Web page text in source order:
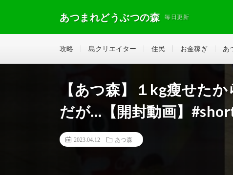
あつまれどうぶつの森 毎日更新
攻略 島クリエイター 住民 お金稼ぎ あ
【あつ森】１kg瘦せた
だが…【開封動画】
2023.04.12 あつ森